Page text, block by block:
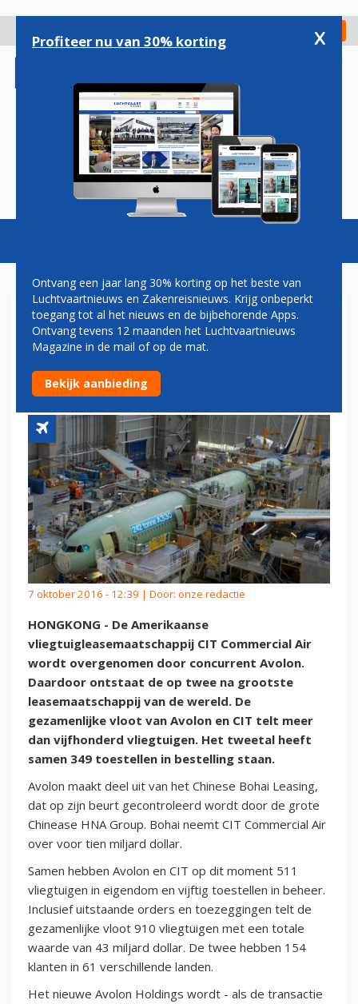
gaan
Check in
Magazine Podcasts Vacatures
LEASEMAATSCHAPPIJ
AVOLON NEEMT
CONCURRENT CIT OVER
7 oktober 2016 - 12:39 | Door: onze redactie
HONGKONG - De Amerikaanse
vliegtuigleasemaatschappij CIT Commercial Air
wordt overgenomen door concurrent Avolon.
Daardoor ontstaat de op twee na grootste
leasemaatschappij van de wereld. De
gezamenlijke vloot van Avolon en CIT telt meer
dan vijfhonderd vliegtuigen. Het tweetal heeft
samen 349 toestellen in bestelling staan.
Avolon maakt deel uit van het Chinese Bohai Leasing,
dat op zijn beurt gecontroleerd wordt door de grote
Chinease HNA Group. Bohai neemt CIT Commercial Air
over voor tien miljard dollar.
Samen hebben Avolon en CIT op dit moment 511
vliegtuigen in eigendom en vijftig toestellen in beheer.
Inclusief uitstaande orders en toezeggingen telt de
gezamenlijke vloot 910 vliegtuigen met een totale
waarde van 43 miljard dollar. De twee hebben 154
klanten in 61 verschillende landen.
Het nieuwe Avolon Holdings wordt - als de transactie
Profiteer nu van 30% korting x
Ontvang een jaar lang 30% korting op het beste van
Luchtvaartnieuws en Zakenreisnieuws. Krijg onbeperkt
toegang tot al het nieuws en de bijbehorende Apps.
Ontvang tevens 12 maanden het Luchtvaartnieuws
Magazine in de mail of op de mat.
Bekijk aanbieding